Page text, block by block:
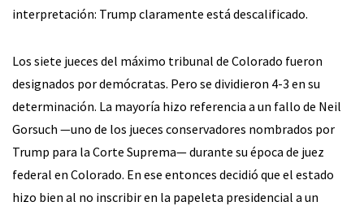
interpretación: Trump claramente está descalificado.
Los siete jueces del máximo tribunal de Colorado fueron
designados por demócratas. Pero se dividieron 4-3 en su
determinación. La mayoría hizo referencia a un fallo de Neil
Gorsuch —uno de los jueces conservadores nombrados por
Trump para la Corte Suprema— durante su época de juez
federal en Colorado. En ese entonces decidió que el estado
hizo bien al no inscribir en la papeleta presidencial a un